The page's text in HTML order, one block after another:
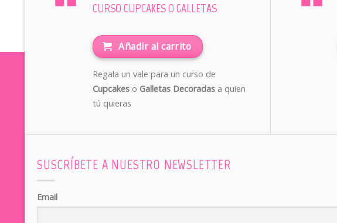
CURSO CUPCAKES O GALLETAS
Añadir al carrito
Regala un vale para un curso de
Cupcakes o Galletas Decoradas a quien
tú quieras
SUSCRÍBETE A NUESTRO NEWSLETTER
Email